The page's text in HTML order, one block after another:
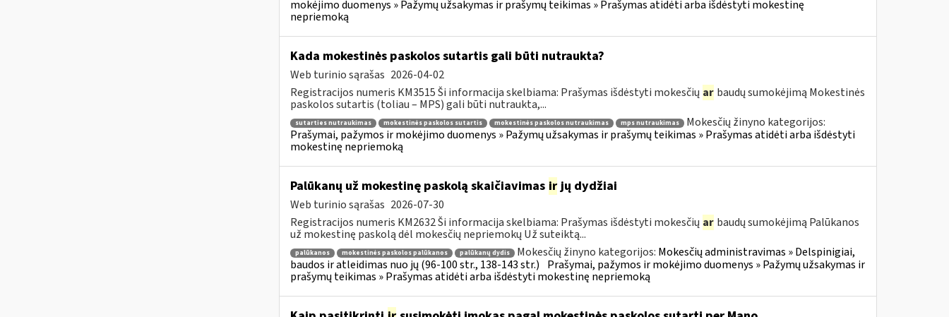
mokėjimo duomenys » Pažymų užsakymas ir prašymų teikimas » Prašymas atidėti arba išdėstyti mokestinę
nepriemoką
Kada mokestinės paskolos sutartis gali būti nutraukta?
Web turinio sąrašas 2026-04-02
Registracijos numeris KM3515 Ši informacija skelbiama: Prašymas išdėstyti mokesčių ar baudų sumokėjimą Mokestinės
paskolos sutartis (toliau – MPS) gali būti nutraukta,...
sutarties nutraukimas mokestinės paskolos sutartis mokestinės paskolos nutraukimas mps nutraukimas
Mokesčių žinyno kategorijos:
Prašymai, pažymos ir mokėjimo duomenys » Pažymų užsakymas ir prašymų teikimas » Prašymas atidėti arba išdėstyti
mokestinę nepriemoką
Palūkanų už mokestinę paskolą skaičiavimas irjų dydžiai
Web turinio sąrašas 2026-07-30
Registracijos numeris KM2632 Ši informacija skelbiama: Prašymas išdėstyti mokesčių ar baudų sumokėjimą Palūkanos
už mokestinę paskolą dėl mokesčių nepriemokų Už suteiktą...
palūkanos mokestinės paskolos palūkanos palūkanų dydis Mokesčių žinyno kategorijos: Mokesčių administravimas » Delspinigiai,
baudos ir atleidimas nuo jų (96-100 str., 138-143 str.) Prašymai, pažymos ir mokėjimo duomenys » Pažymų užsakymas ir
prašymų teikimas » Prašymas atidėti arba išdėstyti mokestinę nepriemoką